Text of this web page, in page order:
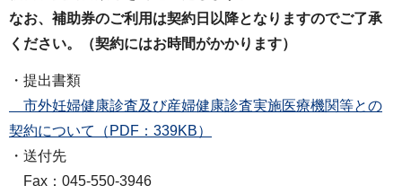
なお、補助券のご利用は契約日以降となりますのでご了承
ください。（契約にはお時間がかかります）
・提出書類
市外妊婦健康診査及び産婦健康診査実施医療機関等との
契約について（PDF：339KB）
・送付先
Fax：045-550-3946